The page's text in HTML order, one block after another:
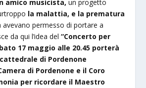
amico musicista, un progetto
la malattia, e la prematura
avevano permesso di portare a
da qui l’idea del“Concerto per
17 maggio alle 20.45 porterà
di Pordenone
di Pordenone e il Coro
per ricordare il Maestro